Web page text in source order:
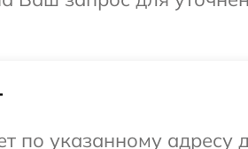
по указанному адресу